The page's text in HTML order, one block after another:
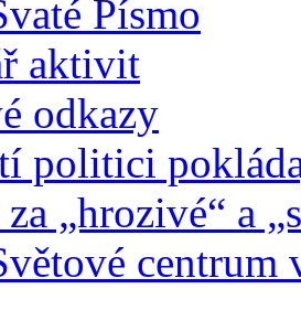
Písmo
aktivit
odkazy
politici
„hrozivé“ a